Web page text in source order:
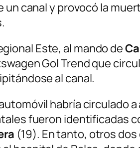
un canal y provocó la
Este, al mando de
Gol Trend que
al canal.
habría circulado
fueron identificadas
(19). En tanto, otros